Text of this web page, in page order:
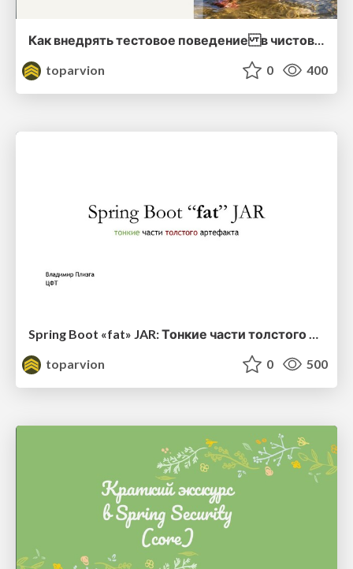
Как внедрять тестовое поведение в чистовой код?
toparvion
0 400
Spring Boot «fat» JAR: Тонкие части толстого артефакта
toparvion
0 500